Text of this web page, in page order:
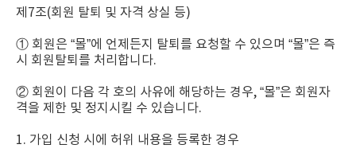
제7조(회원 탈퇴 및 자격 상실 등)
① 회원은 “몰”에 언제든지 탈퇴를 요청할 수 있으며 “몰”은 즉
시 회원탈퇴를 처리합니다.
② 회원이 다음 각 호의 사유에 해당하는 경우, “몰”은 회원자
격을 제한 및 정지시킬 수 있습니다.
1. 가입 신청 시에 허위 내용을 등록한 경우